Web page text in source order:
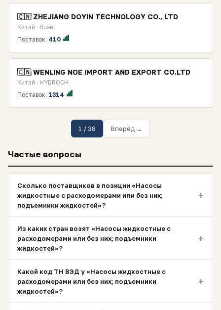
🇨🇳 ZHEJIANG DOYIN TECHNOLOGY CO., LTD
Китай · Dusel
Поставок: 410
🇨🇳 WENLING NOE IMPORT AND EXPORT CO.LTD
Китай · HYDROCH
Поставок: 1314
1 / 38 Вперёд →
Частые вопросы
Сколько поставщиков в позиции «Насосы
жидкостные с расходомерами или без них;
подъемники жидкостей»?
+
Из каких стран возят «Насосы жидкостные с
расходомерами или без них; подъемники
жидкостей»?
+
Какой код ТН ВЭД у «Насосы жидкостные с
расходомерами или без них; подъемники
жидкостей»?
+